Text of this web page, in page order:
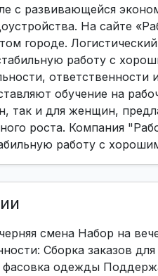
с развивающейся
На сайте
городе.
работу с
ответственности
обучение на
так и для женщин,
роста. Компания
работу с
смена Набор на
Сборка заказов
одежды